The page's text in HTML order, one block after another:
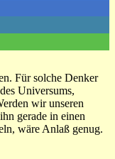
Für solche Denker
Universums,
wir unseren
gerade in einen
wäre Anlaß genug.